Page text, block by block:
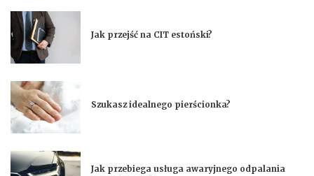
Jak przejść na CIT estoński?
Szukasz idealnego pierścionka?
Jak przebiega usługa awaryjnego odpalania